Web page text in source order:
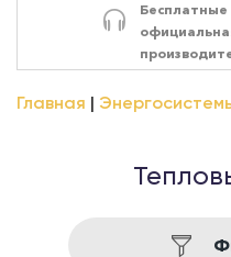
ЭНЕРГОСИСТЕМЫБесплатные
Главная